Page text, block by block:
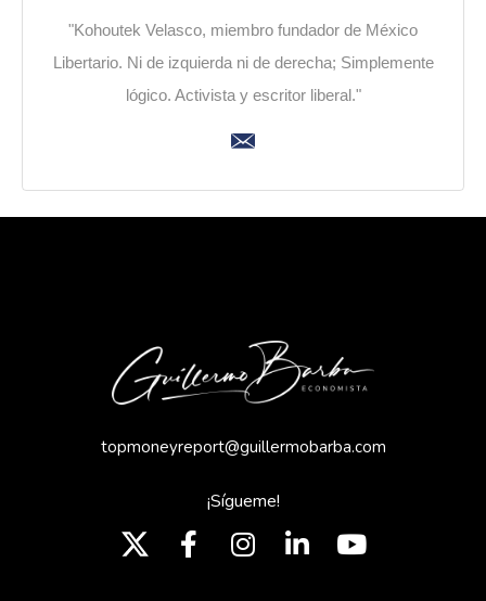
"Kohoutek Velasco, miembro fundador de México
Libertario. Ni de izquierda ni de derecha; Simplemente
lógico. Activista y escritor liberal."
topmoneyreport@guillermobarba.com
¡Sígueme!